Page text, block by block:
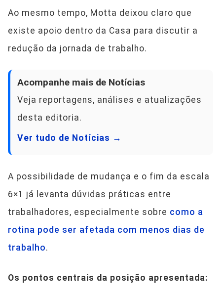
Ao mesmo tempo, Motta deixou claro que
existe apoio dentro da Casa para discutir a
redução da jornada de trabalho.
Acompanhe mais de Notícias
Veja reportagens, análises e atualizações
desta editoria.
Ver tudo de Notícias →
A possibilidade de mudança e o fim da escala
6×1 já levanta dúvidas práticas entre
trabalhadores, especialmente sobre como a
rotina pode ser afetada com menos dias de
trabalho.
Os pontos centrais da posição apresentada: